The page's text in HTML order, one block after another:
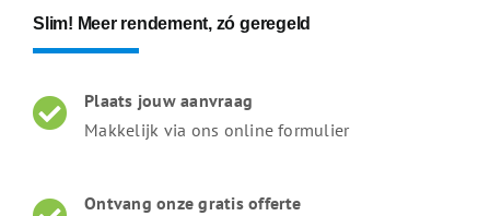
Slim! Meer rendement, zó geregeld
Plaats jouw aanvraag
Makkelijk via ons online formulier
Ontvang onze gratis offerte